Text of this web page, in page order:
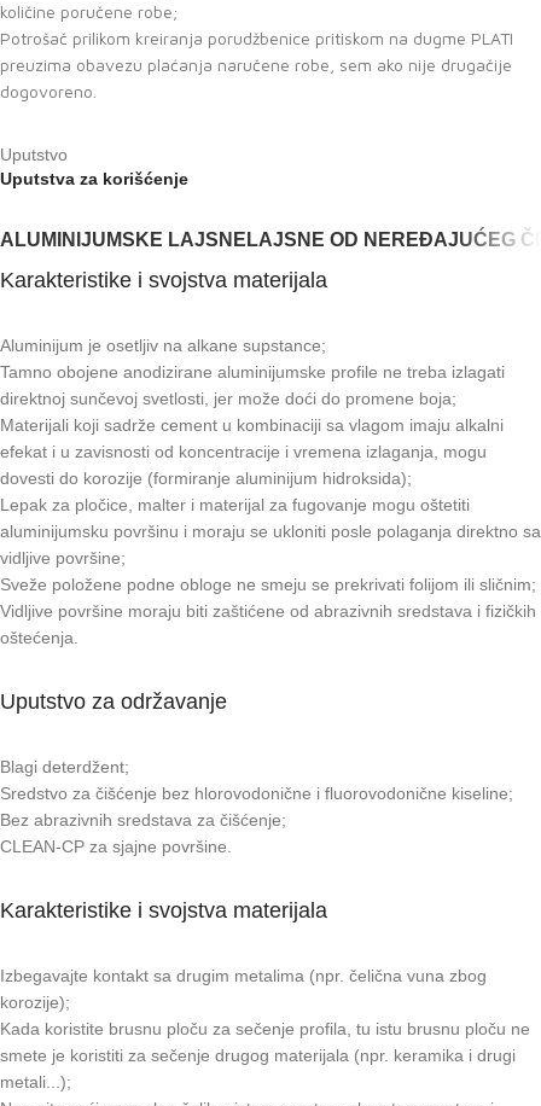
količine poručene robe;
Potrošač prilikom kreiranja porudžbenice pritiskom na dugme PLATI
preuzima obavezu plaćanja naručene robe, sem ako nije drugačije
dogovoreno.
Uputstvo
Uputstva za korišćenje
ALUMINIJUMSKE LAJSNE LAJSNE OD NEREĐAJUĆEG
Karakteristike i svojstva materijala
Aluminijum je osetljiv na alkane supstance;
Tamno obojene anodizirane aluminijumske profile ne treba izlagati
direktnoj sunčevoj svetlosti, jer može doći do promene boja;
Materijali koji sadrže cement u kombinaciji sa vlagom imaju alkalni
efekat i u zavisnosti od koncentracije i vremena izlaganja, mogu
dovesti do korozije (formiranje aluminijum hidroksida);
Lepak za pločice, malter i materijal za fugovanje mogu oštetiti
aluminijumsku površinu i moraju se ukloniti posle polaganja direktno sa
vidljive površine;
Sveže položene podne obloge ne smeju se prekrivati folijom ili sličnim;
Vidljive površine moraju biti zaštićene od abrazivnih sredstava i fizičkih
oštećenja.
Uputstvo za održavanje
Blagi deterdžent;
Sredstvo za čišćenje bez hlorovodonične i fluorovodonične kiseline;
Bez abrazivnih sredstava za čišćenje;
CLEAN-CP za sjajne površine.
Karakteristike i svojstva materijala
Izbegavajte kontakt sa drugim metalima (npr. čelična vuna zbog
korozije);
Kada koristite brusnu ploču za sečenje profila, tu istu brusnu ploču ne
smete je koristiti za sečenje drugog materijala (npr. keramika i drugi
metali...);